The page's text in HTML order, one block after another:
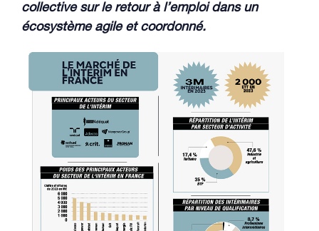
collective sur le retour à l’emploi dans un
écosystème agile et coordonné.